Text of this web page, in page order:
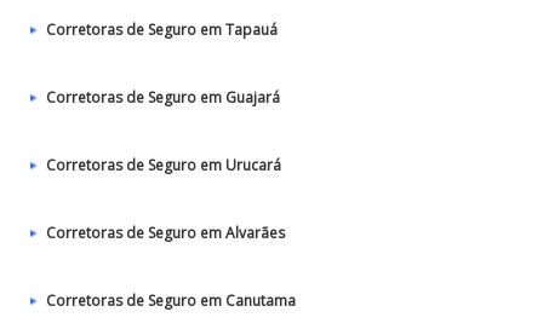
Corretoras de Seguro em Tapauá
Corretoras de Seguro em Guajará
Corretoras de Seguro em Urucará
Corretoras de Seguro em Alvarães
Corretoras de Seguro em Canutama